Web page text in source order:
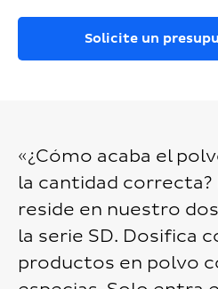
Solicite un
«¿Cómo acaba el
la cantidad correcta?
reside en nuestro
la serie SD. Dosifica
productos en polvo